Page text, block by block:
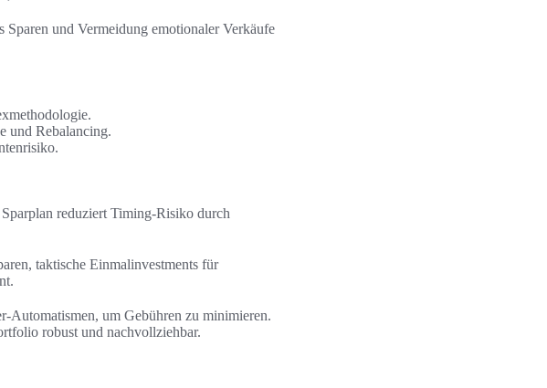
und Vermeidung emotionaler Verkäufe
und Rebalancing.
reduziert Timing‑Risiko durch
taktische Einmalinvestments für
um Gebühren zu minimieren.
robust und nachvollziehbar.